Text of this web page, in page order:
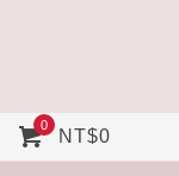
0
NT$0